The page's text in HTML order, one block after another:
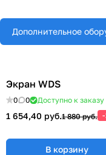
Дополнительное
Экран WDS
0 0 Доступно к заказу
1 654,40 руб.1 880 руб.
В корзину